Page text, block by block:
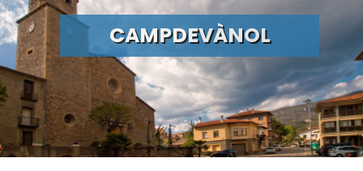
CAMPDEVÀNOL